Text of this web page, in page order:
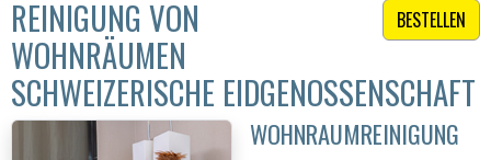
BESTELLEN
REINIGUNG VON
WOHNRÄUMEN
SCHWEIZERISCHE EIDGENOSSENSCHAFT
WOHNRAUMREINIGUNG